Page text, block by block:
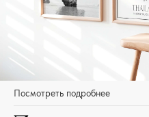
Посмотреть подробнее